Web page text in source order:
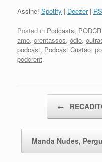
Assine! Spotify | Deezer|
Posted in Podcasts,
amo, crentassos, ódio,
podcast, Podcast Cristão,
podcrent.
←
Manda Nudes,